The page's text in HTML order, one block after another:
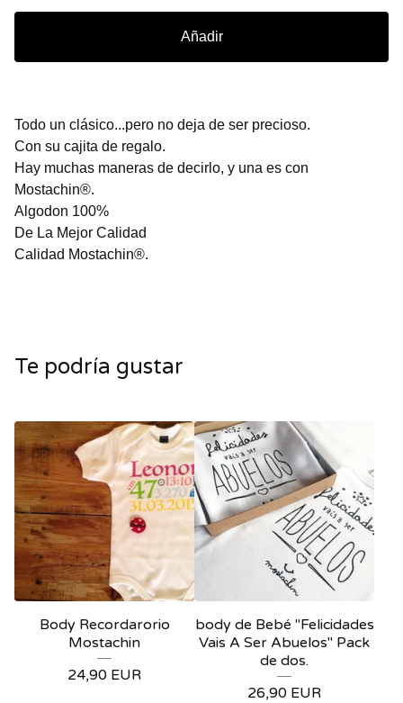
Añadir
Todo un clásico...pero no deja de ser precioso.
Con su cajita de regalo.
Hay muchas maneras de decirlo, y una es con
Mostachin®.
Algodon 100%
De La Mejor Calidad
Calidad Mostachin®.
Te podría gustar
Body Recordarorio
Mostachin
24,90 EUR
body de Bebé "Felicidades
Vais A Ser Abuelos" Pack
de dos.
26,90 EUR